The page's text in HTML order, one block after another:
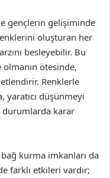
gençlerin gelişiminde
oluşturan her
besleyebilir. Bu
ötesinde,
Renklerle
yaratıcı düşünmeyi
durumlarda karar
kurma imkanları da
farklı etkileri vardır;